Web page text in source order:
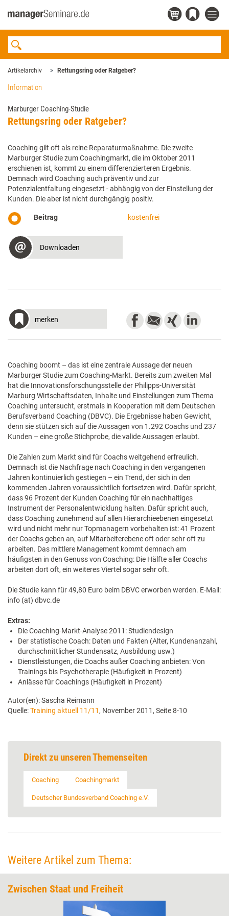
Artikelarchiv Rettungsring oder Ratgeber?
Information
Marburger Coaching-Studie
Rettungsring oder Ratgeber?
Coaching gilt oft als reine Reparaturmaßnahme. Die zweite
Marburger Studie zum Coachingmarkt, die im Oktober 2011
erschienen ist, kommt zu einem differenzierteren Ergebnis.
Demnach wird Coaching auch präventiv und zur
Potenzialentfaltung eingesetzt - abhängig von der Einstellung der
Kunden. Die aber ist nicht durchgängig positiv.
Beitrag kostenfrei
Downloaden
merken
Coaching boomt – das ist eine zentrale Aussage der neuen
Marburger Studie zum Coaching-Markt. Bereits zum zweiten Mal
hat die Innovationsforschungsstelle der Philipps-Universität
Marburg Wirtschaftsdaten, Inhalte und Einstellungen zum Thema
Coaching untersucht, erstmals in Kooperation mit dem Deutschen
Berufsverband Coaching (DBVC). Die Ergebnisse haben Gewicht,
denn sie stützen sich auf die Aussagen von 1.292 Coachs und 237
Kunden – eine große Stichprobe, die valide Aussagen erlaubt.
Die Zahlen zum Markt sind für Coachs weitgehend erfreulich.
Demnach ist die Nachfrage nach Coaching in den vergangenen
Jahren kontinuierlich gestiegen – ein Trend, der sich in den
kommenden Jahren voraussichtlich fortsetzen wird. Dafür spricht,
dass 96 Prozent der Kunden Coaching für ein nachhaltiges
Instrument der Personalentwicklung halten. Dafür spricht auch,
dass Coaching zunehmend auf allen Hierarchieebenen eingesetzt
wird und nicht mehr nur Topmanagern vorbehalten ist: 41 Prozent
der Coachs geben an, auf Mitarbeiterebene oft oder sehr oft zu
arbeiten. Das mittlere Management kommt demnach am
häufigsten in den Genuss von Coaching: Die Hälfte aller Coachs
arbeiten dort oft, ein weiteres Viertel sogar sehr oft.
Die Studie kann für 49,80 Euro beim DBVC erworben werden. E-Mail:
info (at) dbvc.de
Extras:
Die Coaching-Markt-Analyse 2011: Studiendesign
Der statistische Coach: Daten und Fakten (Alter, Kundenanzahl,
durchschnittlicher Stundensatz, Ausbildung usw.)
Dienstleistungen, die Coachs außer Coaching anbieten: Von
Trainings bis Psychotherapie (Häufigkeit in Prozent)
Anlässe für Coachings (Häufigkeit in Prozent)
Autor(en): Sascha Reimann
Quelle:Training aktuell 11/11 , November 2011, Seite 8-10
Direkt zu unseren Themenseiten
Coaching Coachingmarkt
Deutscher Bundesverband Coaching e.V.
Weitere Artikel zum Thema:
Zwischen Staat und Freiheit